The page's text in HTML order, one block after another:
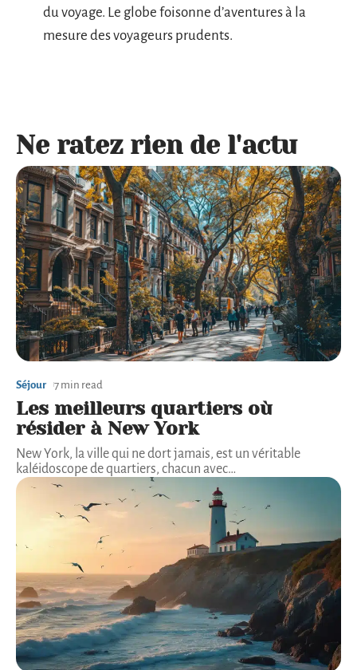
du voyage. Le globe foisonne d’aventures à la
mesure des voyageurs prudents.
Ne ratez rien de l'actu
Séjour 7 min read
Les meilleurs quartiers où
résider à New York
New York, la ville qui ne dort jamais, est un véritable
kaléidoscope de quartiers, chacun avec…